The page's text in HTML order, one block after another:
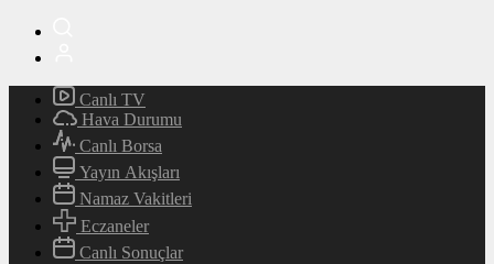
Canlı TV
Hava Durumu
Canlı Borsa
Yayın Akışları
Namaz Vakitleri
Eczaneler
Canlı Sonuçlar